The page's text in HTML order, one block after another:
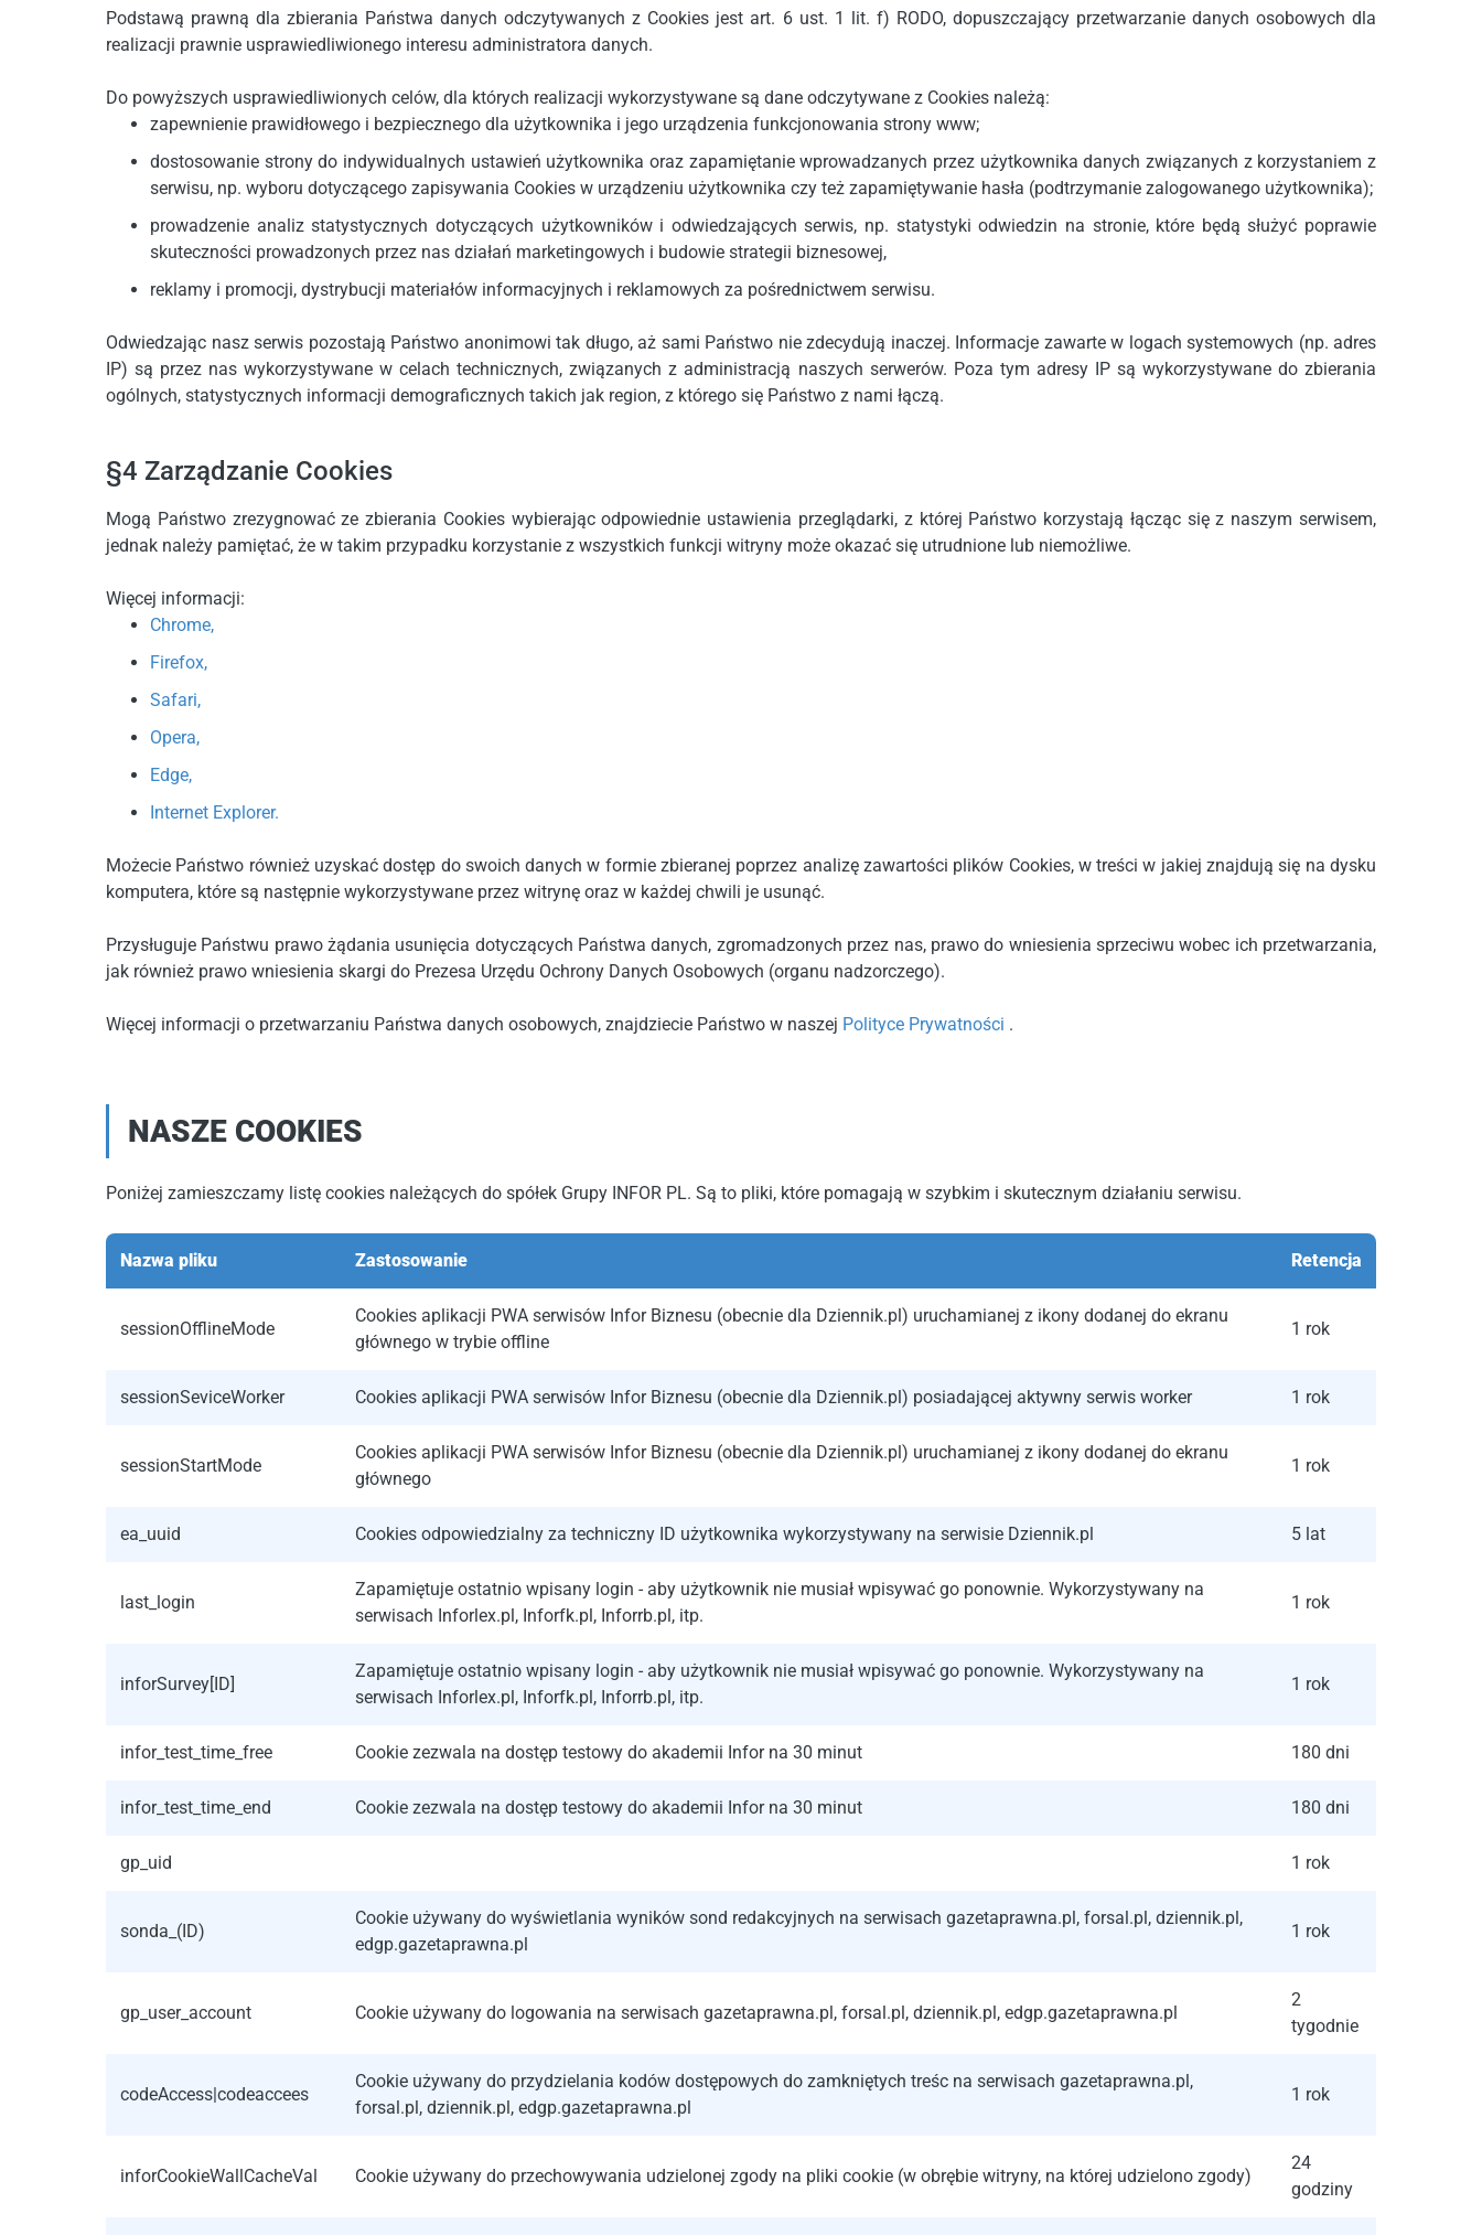
Podstawą prawną dla zbierania Państwa danych odczytywanych z Cookies jest art. 6 ust. 1 lit. f) RODO, dopuszczający przetwarzanie danych osobowych dla
realizacji prawnie usprawiedliwionego interesu administratora danych.
Do powyższych usprawiedliwionych celów, dla których realizacji wykorzystywane są dane odczytywane z Cookies należą:
zapewnienie prawidłowego i bezpiecznego dla użytkownika i jego urządzenia funkcjonowania strony www;
dostosowanie strony do indywidualnych ustawień użytkownika oraz zapamiętanie wprowadzanych przez użytkownika danych związanych z korzystaniem z
serwisu, np. wyboru dotyczącego zapisywania Cookies w urządzeniu użytkownika czy też zapamiętywanie hasła (podtrzymanie zalogowanego użytkownika);
prowadzenie analiz statystycznych dotyczących użytkowników i odwiedzających serwis, np. statystyki odwiedzin na stronie, które będą służyć poprawie
skuteczności prowadzonych przez nas działań marketingowych i budowie strategii biznesowej,
reklamy i promocji, dystrybucji materiałów informacyjnych i reklamowych za pośrednictwem serwisu.
Odwiedzając nasz serwis pozostają Państwo anonimowi tak długo, aż sami Państwo nie zdecydują inaczej. Informacje zawarte w logach systemowych (np. adres
IP) są przez nas wykorzystywane w celach technicznych, związanych z administracją naszych serwerów. Poza tym adresy IP są wykorzystywane do zbierania
ogólnych, statystycznych informacji demograficznych takich jak region, z którego się Państwo z nami łączą.
§4 Zarządzanie Cookies
Mogą Państwo zrezygnować ze zbierania Cookies wybierając odpowiednie ustawienia przeglądarki, z której Państwo korzystają łącząc się z naszym serwisem,
jednak należy pamiętać, że w takim przypadku korzystanie z wszystkich funkcji witryny może okazać się utrudnione lub niemożliwe.
Więcej informacji:
Chrome,
Firefox,
Safari,
Opera,
Edge,
Internet Explorer.
Możecie Państwo również uzyskać dostęp do swoich danych w formie zbieranej poprzez analizę zawartości plików Cookies, w treści w jakiej znajdują się na dysku
komputera, które są następnie wykorzystywane przez witrynę oraz w każdej chwili je usunąć.
Przysługuje Państwu prawo żądania usunięcia dotyczących Państwa danych, zgromadzonych przez nas, prawo do wniesienia sprzeciwu wobec ich przetwarzania,
jak również prawo wniesienia skargi do Prezesa Urzędu Ochrony Danych Osobowych (organu nadzorczego).
Więcej informacji o przetwarzaniu Państwa danych osobowych, znajdziecie Państwo w naszej Polityce Prywatności .
NASZE COOKIES
Poniżej zamieszczamy listę cookies należących do spółek Grupy INFOR PL. Są to pliki, które pomagają w szybkim i skutecznym działaniu serwisu.
Nazwa pliku Zastosowanie Retencja
sessionOfflineMode
Cookies aplikacji PWA serwisów Infor Biznesu (obecnie dla Dziennik.pl) uruchamianej z ikony dodanej do ekranu
głównego w trybie offline
1 rok
sessionSeviceWorker Cookies aplikacji PWA serwisów Infor Biznesu (obecnie dla Dziennik.pl) posiadającej aktywny serwis worker 1 rok
sessionStartMode
Cookies aplikacji PWA serwisów Infor Biznesu (obecnie dla Dziennik.pl) uruchamianej z ikony dodanej do ekranu
głównego
1 rok
ea_uuid Cookies odpowiedzialny za techniczny ID użytkownika wykorzystywany na serwisie Dziennik.pl 5 lat
last_login
Zapamiętuje ostatnio wpisany login - aby użytkownik nie musiał wpisywać go ponownie. Wykorzystywany na
serwisach Inforlex.pl, Inforfk.pl, Inforrb.pl, itp.
1 rok
inforSurvey[ID]
Zapamiętuje ostatnio wpisany login - aby użytkownik nie musiał wpisywać go ponownie. Wykorzystywany na
serwisach Inforlex.pl, Inforfk.pl, Inforrb.pl, itp.
1 rok
infor_test_time_free Cookie zezwala na dostęp testowy do akademii Infor na 30 minut 180 dni
infor_test_time_end Cookie zezwala na dostęp testowy do akademii Infor na 30 minut 180 dni
gp_uid 1 rok
sonda_(ID)
Cookie używany do wyświetlania wyników sond redakcyjnych na serwisach gazetaprawna.pl, forsal.pl, dziennik.pl,
edgp.gazetaprawna.pl
1 rok
gp_user_account Cookie używany do logowania na serwisach gazetaprawna.pl, forsal.pl, dziennik.pl, edgp.gazetaprawna.pl
2
tygodnie
codeAccess|codeaccees
Cookie używany do przydzielania kodów dostępowych do zamkniętych treśc na serwisach gazetaprawna.pl,
forsal.pl, dziennik.pl, edgp.gazetaprawna.pl
1 rok
inforCookieWallCacheVal Cookie używany do przechowywania udzielonej zgody na pliki cookie (w obrębie witryny, na której udzielono zgody)
24
godziny